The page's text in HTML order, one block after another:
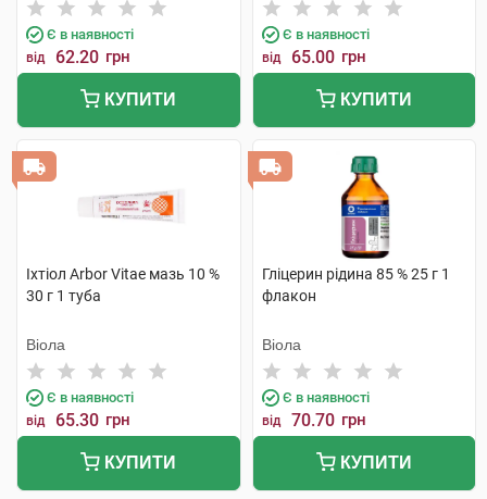
Є в наявності
від 62.20 грн
КУПИТИ
Є в наявності
від 65.00 грн
КУПИТИ
Іхтіол Arbor Vitae мазь 10 %
30 г 1 туба
Віола
Є в наявності
від 65.30 грн
КУПИТИ
Гліцерин рідина 85 % 25 г 1
флакон
Віола
Є в наявності
від 70.70 грн
КУПИТИ